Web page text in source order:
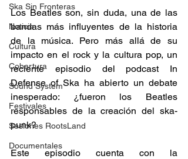
Ska Sin Fronteras
Noticia
Cultura
Cobertura
Sound System
Festivales
Sesiones RootsLand
Documentales
Los Beatles son, sin duda, una de las
bandas más influyentes de la historia
de la música. Pero más allá de su
impacto en el rock y la cultura pop, un
reciente episodio del podcast In
Defense of Ska ha abierto un debate
inesperado: ¿fueron los Beatles
responsables de la creación del ska-
punk?
Este episodio cuenta con la